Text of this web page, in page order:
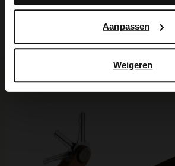
Aanpassen
Weigeren
Voor jou erbij gezocht
Bezorgen & retour